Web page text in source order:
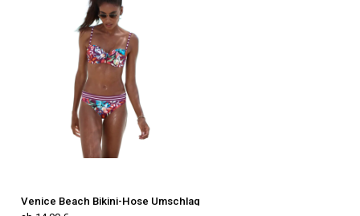
Venice Beach Bikini-Hose Umschlag